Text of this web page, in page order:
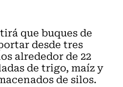
que buques de
desde tres
alrededor de 22
de trigo, maíz y
de silos.